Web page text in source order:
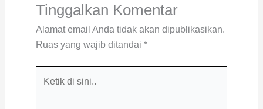
Tinggalkan Komentar
Alamat email Anda tidak akan dipublikasikan.
Ruas yang wajib ditandai *